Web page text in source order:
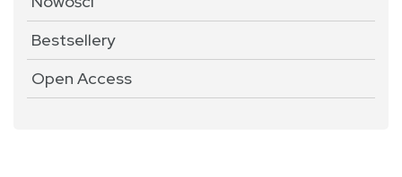
Bestsellery
Open Access